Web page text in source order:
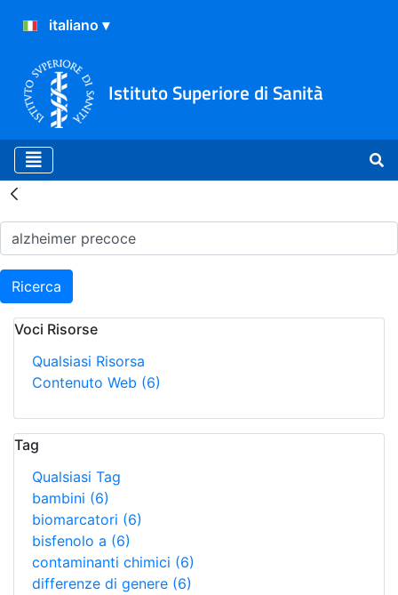
Istituto Superiore di Sanità
Risultati della Ricerca -
Ricerca
Voci Risorse
Qualsiasi Risorsa
Contenuto Web (6)
Tag
Qualsiasi Tag
bambini (6)
biomarcatori (6)
bisfenolo a (6)
contaminanti chimici (6)
differenze di genere (6)